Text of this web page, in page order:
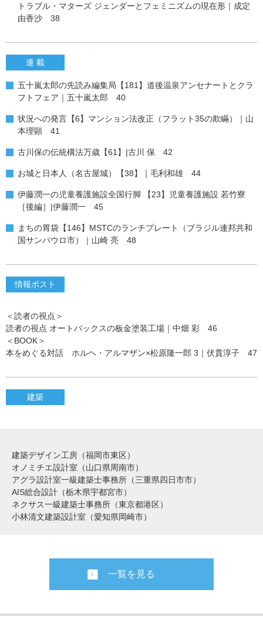
トラブル・マターズ ジェンダーとフェミニズムの現在形｜成定
由香沙 38
連 載
五十嵐太郎の先読み編集局【181】道後温泉アンセナートとクラ
フトフェア｜五十嵐太郎 40
状況への発言【6】マンション法改正（フラット35の欺瞞）｜山
本理顕 41
古川保の伝統構法万歳【61】|古川 保 42
お城と日本人（名古屋城）【38】｜毛利和雄 44
伊藤潤一の児童養護施設全国行脚 【23】児童養護施設 若竹寮
［後編］|伊藤潤一 45
まちの胃袋【146】MSTCのランチプレート（ブラジル連邦共和
国サンパウロ市）｜山崎 亮 48
情報ポスト
＜読者の視点＞
読者の視点 オートバックスの板金塗装工場｜中畑 彩 46
＜BOOK＞
本をめぐる対話 ホルヘ・アルマザン×松原隆一郎 3｜伏貫淳子 47
建築
建築デザイン工房（福岡市東区）
オノミチエ設計室（山口県周南市）
アグラ設計室一級建築士事務所（三重県四日市市）
AIS総合設計（栃木県宇都宮市）
ネクサス一級建築士事務所（東京都港区）
小林清文建築設計室（愛知県岡崎市）
一覧を見る